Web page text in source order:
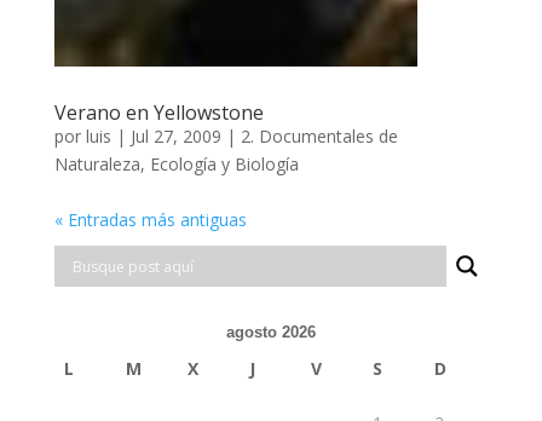
Verano en Yellowstone
por luis | Jul 27, 2009 | 2. Documentales de
Naturaleza, Ecología y Biología
« Entradas más antiguas
agosto 2026
L M X J V S D